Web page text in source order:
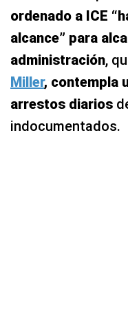
ordenado a ICE
alcance” para
administración,
Miller, contempla
arrestos diarios
indocumentados.